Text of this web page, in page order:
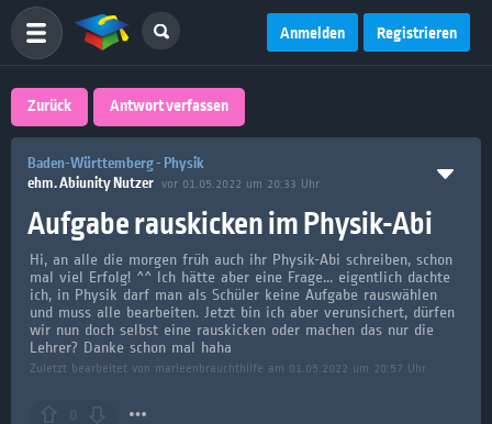
Anmelden Registrieren
Zurück Antwort verfassen
Baden-Württemberg - Physik
ehm. Abiunity Nutzer vor 01.05.2022 um 20:33 Uhr
Aufgabe rauskicken im Physik-Abi
Hi, an alle die morgen früh auch ihr Physik-Abi schreiben, schon
mal viel Erfolg! ^^ Ich hätte aber eine Frage... eigentlich dachte
ich, in Physik darf man als Schüler keine Aufgabe rauswählen
und muss alle bearbeiten. Jetzt bin ich aber verunsichert, dürfen
wir nun doch selbst eine rauskicken oder machen das nur die
Lehrer? Danke schon mal haha
Zuletzt bearbeitet von marleenbrauchthilfe am 01.05.2022 um 20:57 Uhr